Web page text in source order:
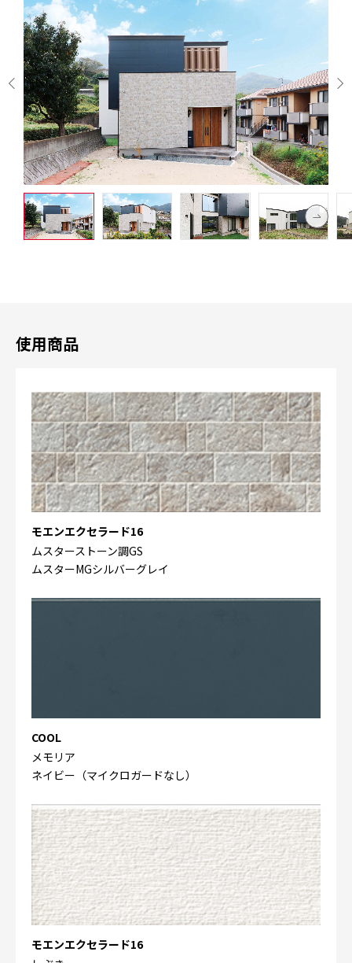
使用商品
モエンエクセラード16
ムスターストーン調GS
ムスターMGシルバーグレイ
COOL
メモリア
ネイビー（マイクロガードなし）
モエンエクセラード16